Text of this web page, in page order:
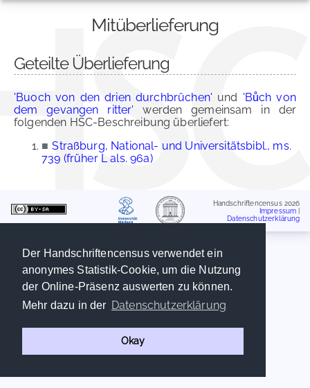
Der Handschriftencensus verwendet ein
anonymes Statistik-Cookie, um die Nutzung
der Online-Präsenz auswerten zu können.
Mehr dazu in der Datenschutzerklärung
Okay
Mitüberlieferung
Geteilte Überlieferung
'Buoch von den drien durchbrüchen' und 'Bůch von
dem gevangen ritter' werden gemeinsam in der
folgenden HSC-Beschreibung überliefert:
■ Straßburg, National- und Universitätsbibl., ms.
739 (früher L als. 96a)
Handschriftencensus 2026
Impressum
Datenschutzerklärung